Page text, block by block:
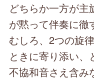
どちらか一方が
が黙って伴奏に徹
むしろ、2つの旋
ときに寄り添い、
不協和音さえ含み